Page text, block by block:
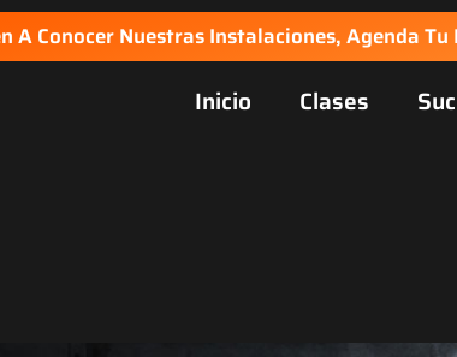
A Conocer Nuestras Instalaciones, Agenda
Inicio Clases